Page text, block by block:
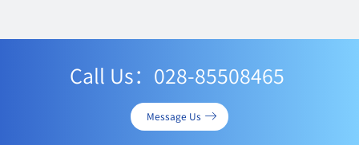
Call Us：028-85508465
Message Us